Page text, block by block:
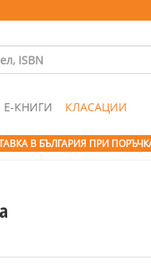
Е-КНИГИ КЛАСАЦИИ
В БЪЛГАРИЯ ПРИ